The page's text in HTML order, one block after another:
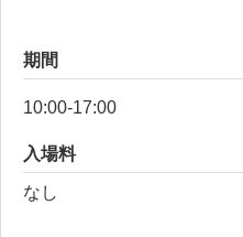
期間
10:00-17:00
入場料
なし